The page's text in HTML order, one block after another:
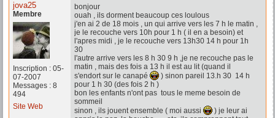
jova25
Membre
Inscription : 05-
07-2007
Messages : 8
494
Site Web
bonjour
ouah , ils dorment beaucoup ces loulous
j'en ai 2 de 18 mois , un qui arrive vers les 7 h le matin ,
je le recouche vers 10h pour 1 h ( il en a besoin) et
l'apres midi , je le recouche vers 13h30 14 h pour 1h
30
l'autre arrive vers les 8 h 30 9 h ,je ne recouche pas le
matin , mais des fois a 13 h il est au lit (quand il
s'endort sur le canapé
) sinon pareil 13.h 30 14 h
pour 1 h 30 (des fois 2 h )
bon les enfants n'ont pas tous le meme besoin de
sommeil
sinon , ils jouent ensemble ( moi aussi
) je leur ai